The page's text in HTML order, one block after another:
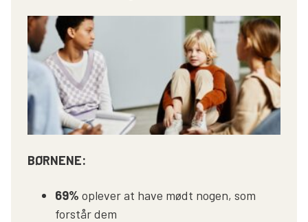
BØRNENE:
69% oplever at have mødt nogen, som
forstår dem